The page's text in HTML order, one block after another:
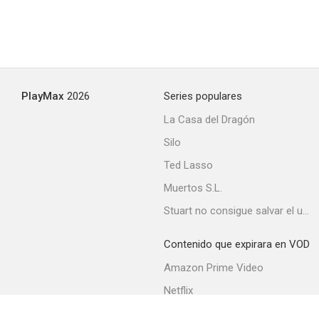
PlayMax 2026
Series populares
La Casa del Dragón
Silo
Ted Lasso
Muertos S.L.
Stuart no consigue salvar el universo
Contenido que expirara en VOD
Amazon Prime Video
Netflix